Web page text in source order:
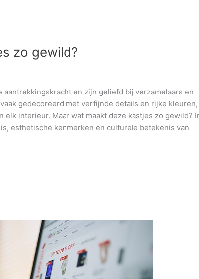
zo gewild?
en zijn geliefd bij verzamelaars en
gedecoreerd met verfijnde details en rijke kleuren,
interieur. Maar wat maakt deze kastjes zo gewild?
esthetische kenmerken en culturele betekenis van